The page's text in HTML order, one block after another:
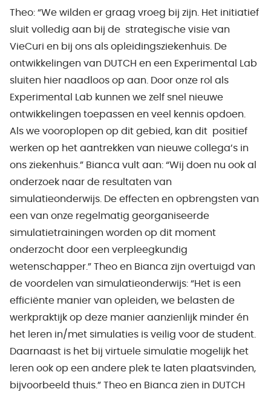
Theo: “We wilden er graag vroeg bij zijn. Het initiatief
sluit volledig aan bij de strategische visie van
VieCuri en bij ons als opleidingsziekenhuis. De
ontwikkelingen van DUTCH en een Experimental Lab
sluiten hier naadloos op aan. Door onze rol als
Experimental Lab kunnen we zelf snel nieuwe
ontwikkelingen toepassen en veel kennis opdoen.
Als we vooroplopen op dit gebied, kan dit positief
werken op het aantrekken van nieuwe collega’s in
ons ziekenhuis.” Bianca vult aan: “Wij doen nu ook al
onderzoek naar de resultaten van
simulatieonderwijs. De effecten en opbrengsten van
een van onze regelmatig georganiseerde
simulatietrainingen worden op dit moment
onderzocht door een verpleegkundig
wetenschapper.” Theo en Bianca zijn overtuigd van
de voordelen van simulatieonderwijs: “Het is een
efficiënte manier van opleiden, we belasten de
werkpraktijk op deze manier aanzienlijk minder én
het leren in/met simulaties is veilig voor de student.
Daarnaast is het bij virtuele simulatie mogelijk het
leren ook op een andere plek te laten plaatsvinden,
bijvoorbeeld thuis.” Theo en Bianca zien in DUTCH